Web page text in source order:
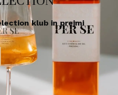
polnoleten
(18+)
klub in prejmi